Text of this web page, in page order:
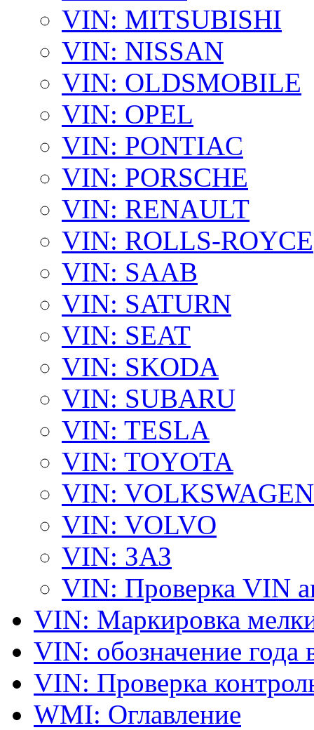
VIN: MITSUBISHI
VIN: NISSAN
VIN: OLDSMOBILE
VIN: OPEL
VIN: PONTIAC
VIN: PORSCHE
VIN: RENAULT
VIN: ROLLS-ROYCE
VIN: SAAB
VIN: SATURN
VIN: SEAT
VIN: SKODA
VIN: SUBARU
VIN: TESLA
VIN: TOYOTA
VIN: VOLKSWAGEN
VIN: VOLVO
VIN: ЗАЗ
VIN: Проверка VIN
VIN: Маркировка
VIN: обозначение года
VIN: Проверка
WMI: Оглавление